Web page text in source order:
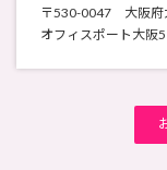
〒530-0047 大阪府
オフィスポート大阪